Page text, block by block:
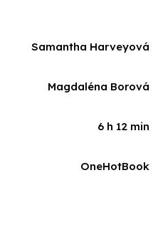
Samantha Harveyová
Magdaléna Borová
6 h 12 min
OneHotBook